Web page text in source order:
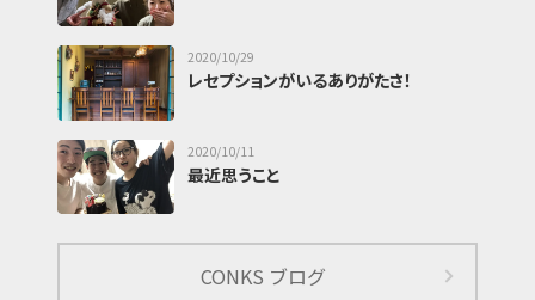
レセプションがいるありがたさ！
2020/10/29
最近思うこと
2020/10/11
CONKS ブログ